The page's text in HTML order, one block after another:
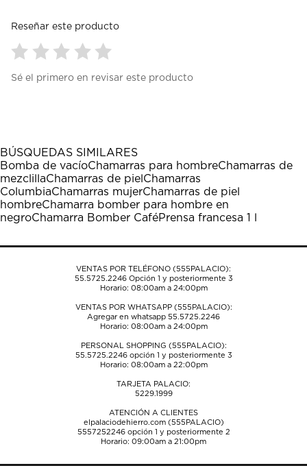
Reseñar este producto
para
1
estrella
Esta
acción
abrirá
el
formulario
envío.
para
estrellas.
Esta
acción
abrirá
el
formulario
envío.
para
estrellas.
Esta
acción
abrirá
el
formulario
envío.
para
estrellas.
Esta
acción
abrirá
el
formulario
envío.
para
estrellas.
Esta
acción
abrirá
el
formulario
envío.
Sé el primero en revisar este producto
BÚSQUEDAS SIMILARES
Bomba de vacíoChamarras para hombreChamarras de
mezclillaChamarras de piel Chamarras
ColumbiaChamarras mujerChamarras de piel
hombreChamarra bomber para hombre en
negroChamarra Bomber CaféPrensa francesa 1 l
VENTAS POR TELÉFONO (555PALACIO):
55.5725.2246Opción 1 y posteriormente 3
Horario: 08:00am a 24:00pm
VENTAS POR WHATSAPP (555PALACIO):
Agregar en whatsapp 55.5725.2246
Horario: 08:00am a 24:00pm
PERSONAL SHOPPING (555PALACIO):
55.5725.2246opción 1 y posteriormente 3
Horario: 08:00am a 22:00pm
TARJETA PALACIO:
5229.1999
ATENCIÓN A CLIENTES
elpalaciodehierro.com (555PALACIO)
5557252246opción 1 y posteriormente 2
Horario: 09:00am a 21:00pm